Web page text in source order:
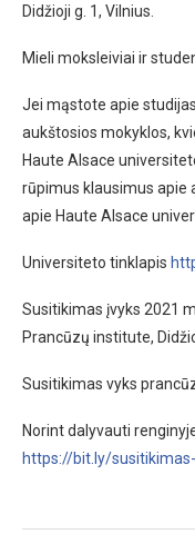
Didžioji g. 1, Vilnius.
Mieli moksleiviai ir
Jei mąstote apie
aukštosios mokyklos,
Haute Alsace
rūpimus klausimus apie
apie Haute Alsace
Universiteto tinklapis
Susitikimas įvyks 2021
Prancūzų institute,
Susitikimas vyks
Norint dalyvauti
https://bit.ly/